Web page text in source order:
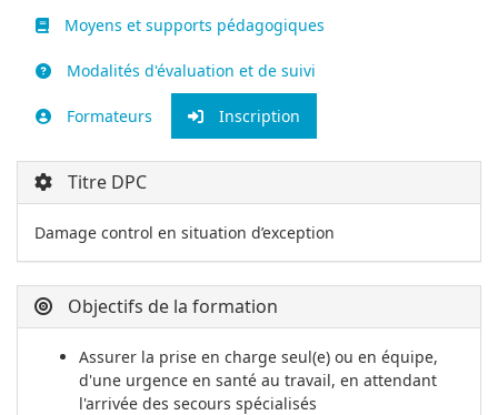
Moyens et supports pédagogiques
Modalités d'évaluation et de suivi
Formateurs Inscription
Titre DPC
Damage control en situation d’exception
Objectifs de la formation
Assurer la prise en charge seul(e) ou en équipe,
d'une urgence en santé au travail, en attendant
l'arrivée des secours spécialisés